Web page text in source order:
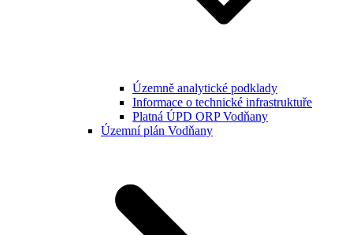
Územně analytické podklady
Informace o technické infrastruktuře
Platná ÚPD ORP Vodňany
Územní plán Vodňany